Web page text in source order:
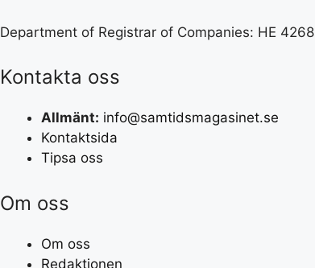
Department of Registrar of Companies: HE
Kontakta oss
Allmänt: info@samtidsmagasinet.se
Kontaktsida
Tipsa oss
Om oss
Om oss
Redaktionen